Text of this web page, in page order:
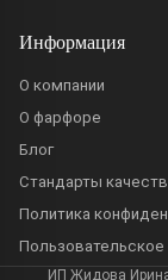
Информация
О компании
О фарфоре
Блог
Стандарты
Политика
ИП Жидова